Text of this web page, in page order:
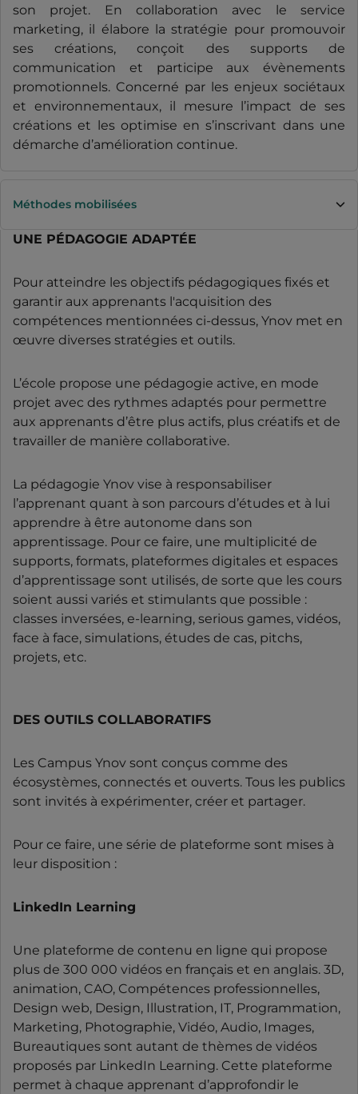
son projet. En collaboration avec le service
marketing, il élabore la stratégie pour promouvoir
ses créations, conçoit des supports de
communication et participe aux évènements
promotionnels. Concerné par les enjeux sociétaux
et environnementaux, il mesure l’impact de ses
créations et les optimise en s’inscrivant dans une
démarche d’amélioration continue.
Méthodes mobilisées
UNE PÉDAGOGIE ADAPTÉE
Pour atteindre les objectifs pédagogiques fixés et
garantir aux apprenants l'acquisition des
compétences mentionnées ci-dessus, Ynov met en
œuvre diverses stratégies et outils.
L’école propose une pédagogie active, en mode
projet avec des rythmes adaptés pour permettre
aux apprenants d’être plus actifs, plus créatifs et de
travailler de manière collaborative.
La pédagogie Ynov vise à responsabiliser
l’apprenant quant à son parcours d’études et à lui
apprendre à être autonome dans son
apprentissage. Pour ce faire, une multiplicité de
supports, formats, plateformes digitales et espaces
d’apprentissage sont utilisés, de sorte que les cours
soient aussi variés et stimulants que possible :
classes inversées, e-learning, serious games, vidéos,
face à face, simulations, études de cas, pitchs,
projets, etc.
DES OUTILS COLLABORATIFS
Les Campus Ynov sont conçus comme des
écosystèmes, connectés et ouverts. Tous les publics
sont invités à expérimenter, créer et partager.
Pour ce faire, une série de plateforme sont mises à
leur disposition :
LinkedIn Learning
Une plateforme de contenu en ligne qui propose
plus de 300 000 vidéos en français et en anglais. 3D,
animation, CAO, Compétences professionnelles,
Design web, Design, Illustration, IT, Programmation,
Marketing, Photographie, Vidéo, Audio, Images,
Bureautiques sont autant de thèmes de vidéos
proposés par LinkedIn Learning. Cette plateforme
permet à chaque apprenant d’approfondir le